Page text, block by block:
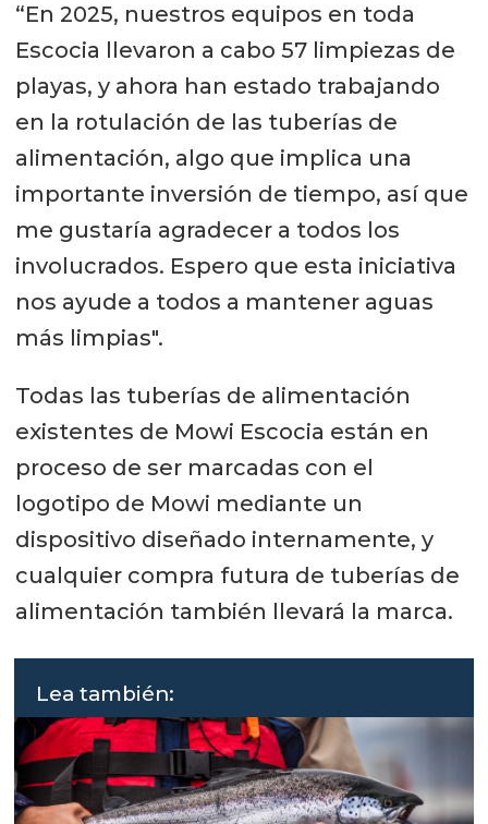
“En 2025, nuestros equipos en toda
Escocia llevaron a cabo 57 limpiezas de
playas, y ahora han estado trabajando
en la rotulación de las tuberías de
alimentación, algo que implica una
importante inversión de tiempo, así que
me gustaría agradecer a todos los
involucrados. Espero que esta iniciativa
nos ayude a todos a mantener aguas
más limpias".
Todas las tuberías de alimentación
existentes de Mowi Escocia están en
proceso de ser marcadas con el
logotipo de Mowi mediante un
dispositivo diseñado internamente, y
cualquier compra futura de tuberías de
alimentación también llevará la marca.
Lea también: